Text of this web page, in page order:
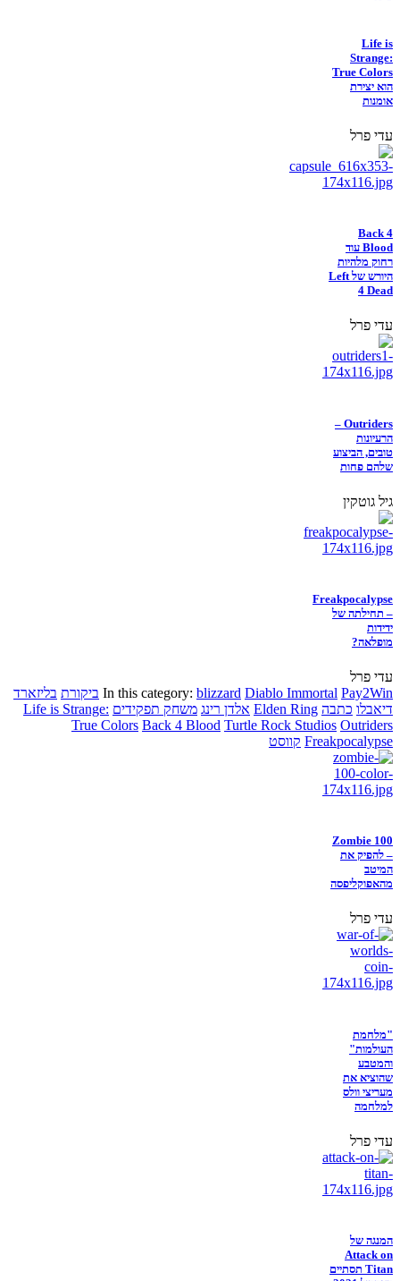
Life is
Strange:
True Colors
הוא יצירת
אומנות
עדי פרל
Back 4
Blood עוד
רחוק מלהיות
היורש של Left
4 Dead
עדי פרל
Outriders –
הרעיונות
טובים, הביצוע
שלהם פחות
גיל גוטקין
Freakpocalypse
– תחילתה של
ידידות
מופלאה?
עדי פרל
In this category: blizzard Diablo Immortal Pay2Win ביקורת בליזארד
דיאבלו כתבה Elden Ring אלדן רינג משחק תפקידים Life is Strange:
True Colors Back 4 Blood Turtle Rock Studios Outriders
Freakpocalypse קווסט
Zombie 100
– להפיק את
המיטב
מהאפוקליפסה
עדי פרל
"מלחמת
העולמות"
והמטבע
שהוציא את
מעריצי וולס
למלחמה
עדי פרל
המנגה של
Attack on
Titan תסתיים